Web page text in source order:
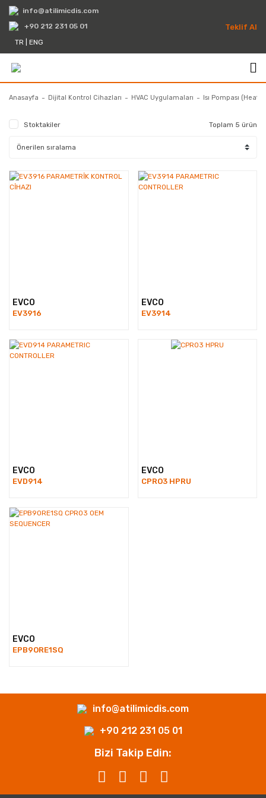
info@atilimicdis.com
+90 212 231 05 01
TR
ENG
Teklif Al
Anasayfa Dijital Kontrol Cihazları HVAC Uygulamaları Isı Pompası (Heat
Stoktakiler Toplam 5 ürün
EVCO
EV3916
EVCO
EV3914
EVCO
EVD914
EVCO
CPRO3 HPRU
EVCO
EPB9ORE1SQ
info@atilimicdis.com
+90 212 231 05 01
Bizi Takip Edin: